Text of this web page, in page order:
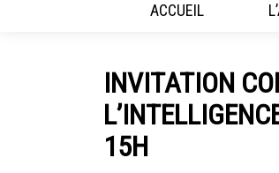
Statuts de l’association
Vie de l’association
Calendrier des activités
ACCUEIL
INVITATION
15H